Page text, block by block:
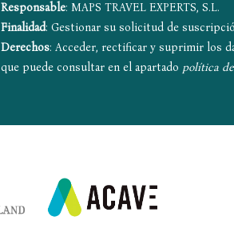
Responsable: MAPS TRAVEL EXPERTS, S.L.
Finalidad: Gestionar su solicitud de
Derechos: Acceder, rectificar y suprimir los
que puede consultar en el apartado política